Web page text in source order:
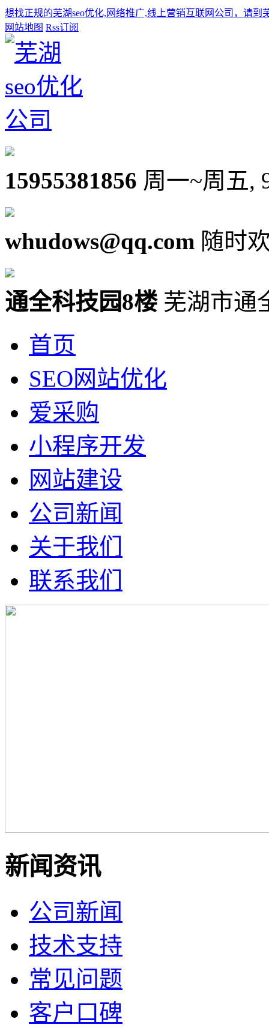
想找正规的芜湖seo优化,网络推广,线上营销互联网公司，请到
网站地图 Rss订阅
15955381856 周一~周五,
whudows@qq.com 随时
通全科技园8楼 芜湖市通
首页
SEO网站优化
爱采购
小程序开发
网站建设
公司新闻
关于我们
联系我们
新闻资讯
公司新闻
技术支持
常见问题
客户口碑